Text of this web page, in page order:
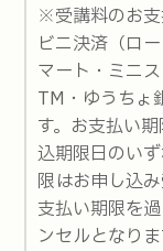
※受講料のお
ビニ決済（ロ
マート・ミニ
TM・ゆうちょ
す。お支払い
込期限日のい
限はお申し込
支払い期限を
ンセルとなり